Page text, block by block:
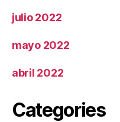
julio 2022
mayo 2022
abril 2022
Categories